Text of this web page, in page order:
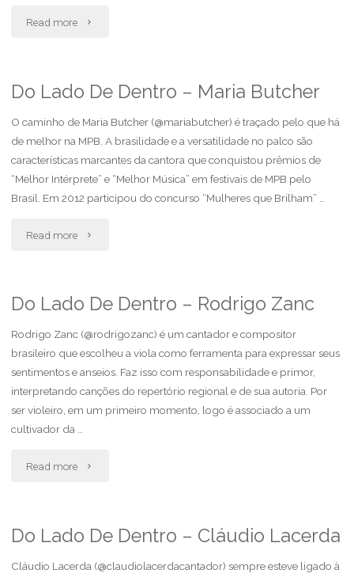
Read more "Portinari
Música"
Do Lado De Dentro – Maria Butcher
O caminho de Maria Butcher (@mariabutcher) é traçado pelo que há
de melhor na MPB. A brasilidade e a versatilidade no palco são
características marcantes da cantora que conquistou prêmios de
“Melhor Intérprete” e “Melhor Música” em festivais de MPB pelo
Brasil. Em 2012 participou do concurso “Mulheres que Brilham” …
Read more "Do
De
Dentro
–
Maria
Do Lado De Dentro – Rodrigo Zanc
Rodrigo Zanc (@rodrigozanc) é um cantador e compositor
brasileiro que escolheu a viola como ferramenta para expressar seus
sentimentos e anseios. Faz isso com responsabilidade e primor,
interpretando canções do repertório regional e de sua autoria. Por
ser violeiro, em um primeiro momento, logo é associado a um
cultivador da …
Read more "Do
De
Dentro
Do Lado De Dentro – Cláudio Lacerda
Cláudio Lacerda (@claudiolacerdacantador) sempre esteve ligado à